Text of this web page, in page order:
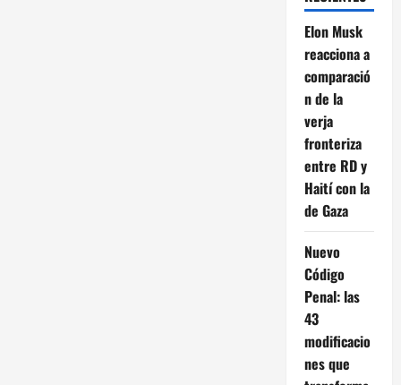
Elon Musk
reacciona a
comparació
n de la
verja
fronteriza
entre RD y
Haití con la
de Gaza
Nuevo
Código
Penal: las
43
modificacio
nes que